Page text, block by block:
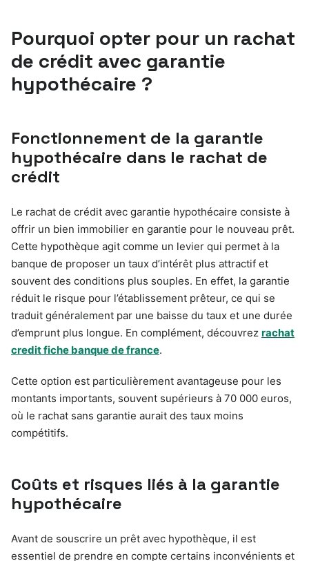
Pourquoi opter pour un rachat
de crédit avec garantie
hypothécaire ?
Fonctionnement de la garantie
hypothécaire dans le rachat de
crédit
Le rachat de crédit avec garantie hypothécaire consiste à
offrir un bien immobilier en garantie pour le nouveau prêt.
Cette hypothèque agit comme un levier qui permet à la
banque de proposer un taux d’intérêt plus attractif et
souvent des conditions plus souples. En effet, la garantie
réduit le risque pour l’établissement prêteur, ce qui se
traduit généralement par une baisse du taux et une durée
d’emprunt plus longue. En complément, découvrez rachat
credit fiche banque de france.
Cette option est particulièrement avantageuse pour les
montants importants, souvent supérieurs à 70 000 euros,
où le rachat sans garantie aurait des taux moins
compétitifs.
Coûts et risques liés à la garantie
hypothécaire
Avant de souscrire un prêt avec hypothèque, il est
essentiel de prendre en compte certains inconvénients et